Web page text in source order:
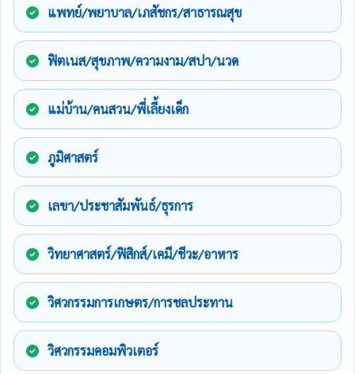
แพทย์/พยาบาล/เภสัชกร/สาธารณสุข
ฟิตเนส/สุขภาพ/ความงาม/สปา/นวด
แม่บ้าน/คนสวน/พี่เลี้ยงเด็ก
ภูมิศาสตร์
เลขา/ประชาสัมพันธ์/ธุรการ
วิทยาศาสตร์/ฟิสิกส์/เคมี/ชีวะ/อาหาร
วิศวกรรมการเกษตร/การชลประทาน
วิศวกรรมคอมพิวเตอร์